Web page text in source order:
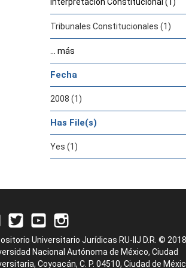
Tribunales Constitucionales (1)
... más
Fecha
2008 (1)
Has File(s)
Yes (1)
Universitario Jurídicas RU-IIJ D.R. © 2018.
Nacional Autónoma de México, Ciudad
Coyoacán, C. P. 04510, Ciudad de